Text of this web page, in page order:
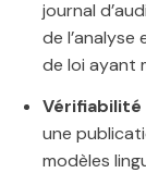
journal
de l’analyse
de loi ayant
une
modèles